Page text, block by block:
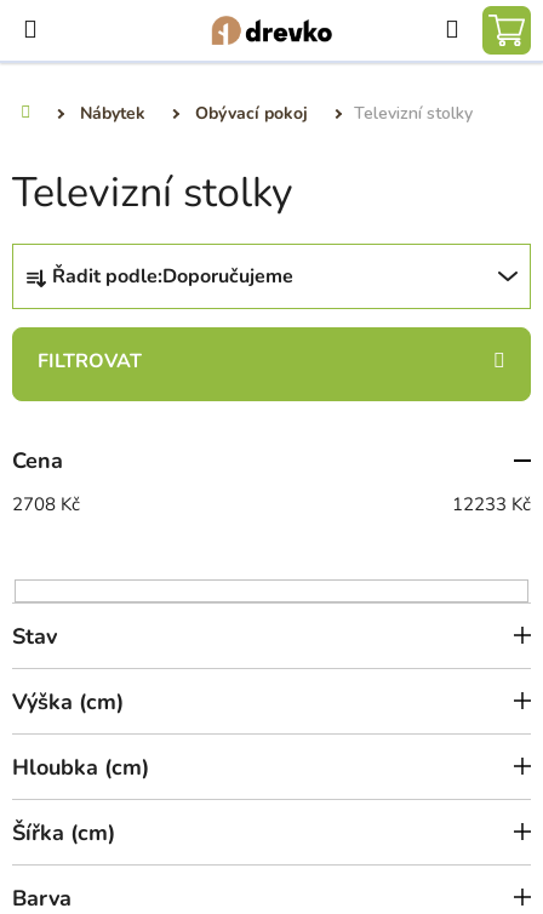
obsah
Hledat
Nábytek Obývací pokoj Televizní stolky
Televizní stolky
Ř
z
n
p
r
o
u
k
t
ů
Řadit podle:Doporučujeme
Cena
2708 Kč 12233 Kč
Stav
Výška (cm)
Hloubka (cm)
Šířka (cm)
Barva